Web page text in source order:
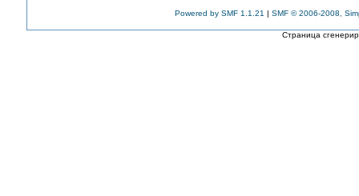
Powered by SMF 1.1.21 | SMF © 2006-2008,
Страница